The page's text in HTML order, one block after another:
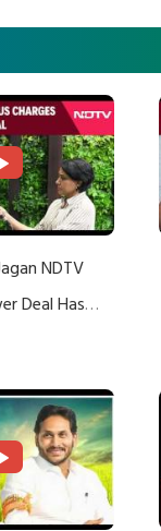
NDTV
Deal Has